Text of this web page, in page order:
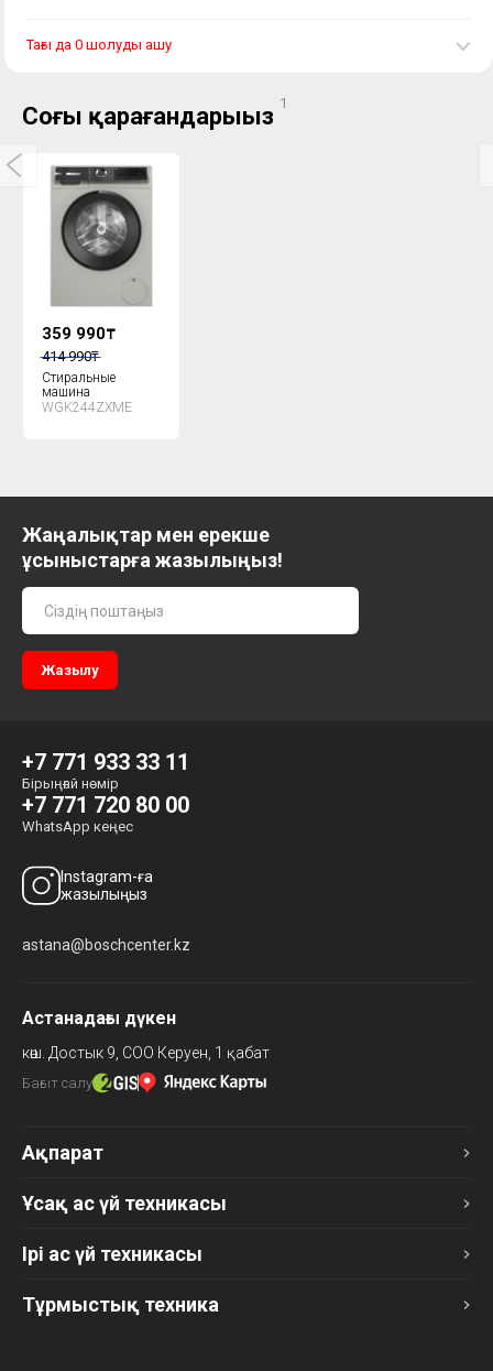
Тағы да 0 шолуды ашу
Соңғы қарағандарыңыз 1
359 990₸
414 990₸
Стиральные
машина
WGK244ZXME
Жаңалықтар мен ерекше
ұсыныстарға жазылыңыз!
+7 771 933 33 11
Бірыңғай нөмір
+7 771 720 80 00
WhatsApp кеңес
Instagram-ға
жазылыңыз
astana@boschcenter.kz
Астанадағы дүкен
көш. Достык 9, СОО Керуен, 1 қабат
Бағыт салу
Ақпарат
Ұсақ ас үй техникасы
Ірі ас үй техникасы
Тұрмыстық техника